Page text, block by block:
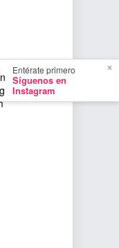
×
Entérate primero
Síguenos en
Instagram